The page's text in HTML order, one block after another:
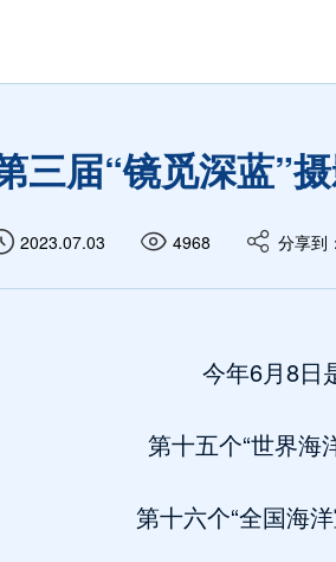
三届“镜觅深蓝”
2023.07.03 4968 分享到：
今年6月8日
第十五个“世界海
第十六个“全国海